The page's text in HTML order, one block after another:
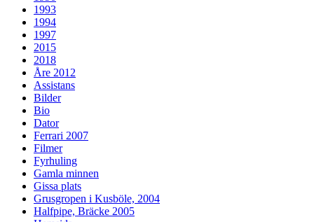
1993
1994
1997
2015
2018
Åre 2012
Assistans
Bilder
Bio
Dator
Ferrari 2007
Filmer
Fyrhuling
Gamla minnen
Gissa plats
Grusgropen i Kusböle, 2004
Halfpipe, Bräcke 2005